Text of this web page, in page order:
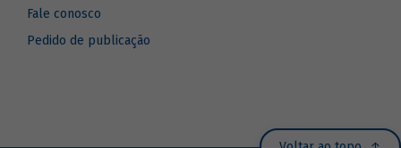
Fale conosco
Pedido de publicação